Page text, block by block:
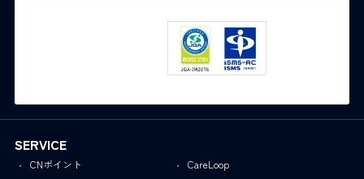
SERVICE
CNポイント
CareLoop